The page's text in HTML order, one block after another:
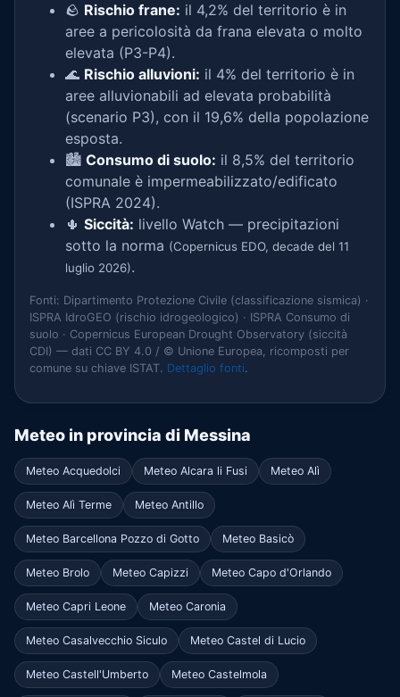
🪨 Rischio frane: il 4,2% del territorio è in
aree a pericolosità da frana elevata o molto
elevata (P3-P4).
🌊 Rischio alluvioni: il 4% del territorio è in
aree alluvionabili ad elevata probabilità
(scenario P3), con il 19,6% della popolazione
esposta.
🏙️ Consumo di suolo: il 8,5% del territorio
comunale è impermeabilizzato/edificato
(ISPRA 2024).
🌵 Siccità: livello Watch — precipitazioni
sotto la norma (Copernicus EDO, decade del 11
luglio 2026).
Fonti: Dipartimento Protezione Civile (classificazione sismica) ·
ISPRA IdroGEO (rischio idrogeologico) · ISPRA Consumo di
suolo · Copernicus European Drought Observatory (siccità
CDI) — dati CC BY 4.0 / © Unione Europea, ricomposti per
comune su chiave ISTAT. Dettaglio fonti.
Meteo in provincia di Messina
Meteo Acquedolci Meteo Alcara li Fusi Meteo Alì
Meteo Alì Terme Meteo Antillo
Meteo Barcellona Pozzo di Gotto Meteo Basicò
Meteo Brolo Meteo Capizzi Meteo Capo d'Orlando
Meteo Capri Leone Meteo Caronia
Meteo Casalvecchio Siculo Meteo Castel di Lucio
Meteo Castell'Umberto Meteo Castelmola